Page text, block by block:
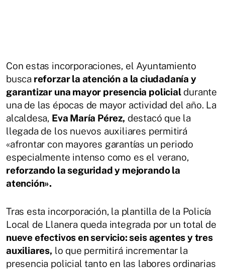
Con estas incorporaciones, el Ayuntamiento
busca reforzar la atención a la ciudadanía y
garantizar una mayor presencia policialdurante
una de las épocas de mayor actividad del año. La
alcaldesa, Eva María Pérez, destacó que la
llegada de los nuevos auxiliares permitirá
«afrontar con mayores garantías un periodo
especialmente intenso como es el verano,
reforzando la seguridad y mejorando la
atención».
Tras esta incorporación, la plantilla de la Policía
Local de Llanera queda integrada por un total de
nueve efectivos en servicio: seis agentes y tres
auxiliares, lo que permitirá incrementar la
presencia policial tanto en las labores ordinarias